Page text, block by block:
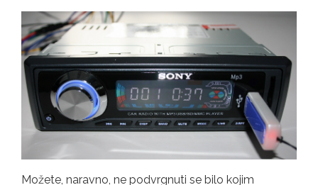
Možete, naravno, ne podvrgnuti se bilo kojim